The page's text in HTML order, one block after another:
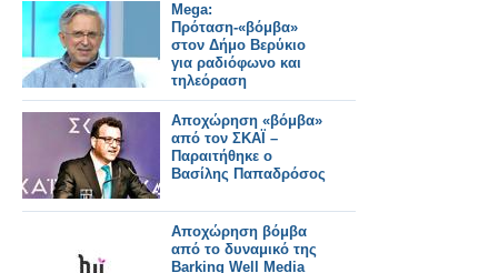
Mega:
Πρόταση-«βόμβα»
στον Δήμο Βερύκιο
για ραδιόφωνο και
τηλεόραση
Αποχώρηση «βόμβα»
από τον ΣΚΑΪ –
Παραιτήθηκε ο
Βασίλης Παπαδρόσος
Αποχώρηση βόμβα
από το δυναμικό της
Barking Well Media